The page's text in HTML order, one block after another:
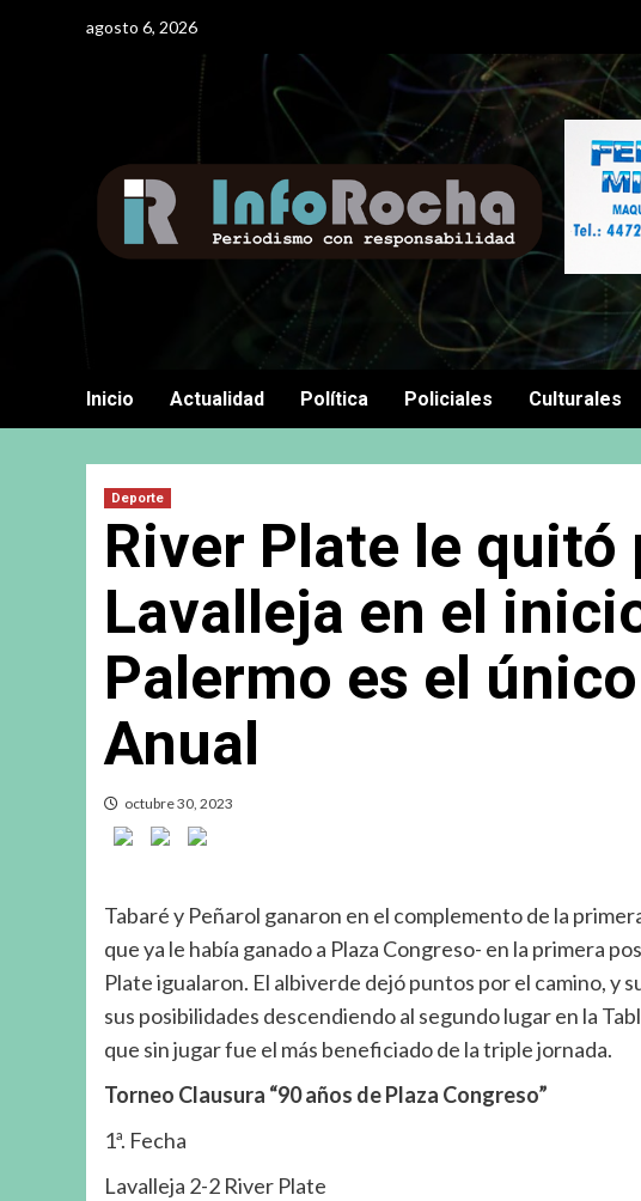
agosto 6, 2026
Inicio Actualidad Política Policiales Culturales
Deporte
River Plate le quitó
Lavalleja en el
Palermo es el
Anual
octubre 30, 2023
Tabaré y Peñarol ganaron en el complemento de la
que ya le había ganado a Plaza Congreso- en la primera
Plate igualaron. El albiverde dejó puntos por el camino, y
sus posibilidades descendiendo al segundo lugar en la
que sin jugar fue el más beneficiado de la triple jornada.
Torneo Clausura “90 años de Plaza Congreso”
1ª. Fecha
Lavalleja 2-2 River Plate